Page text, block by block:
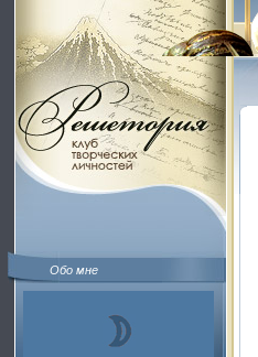
Обо мне